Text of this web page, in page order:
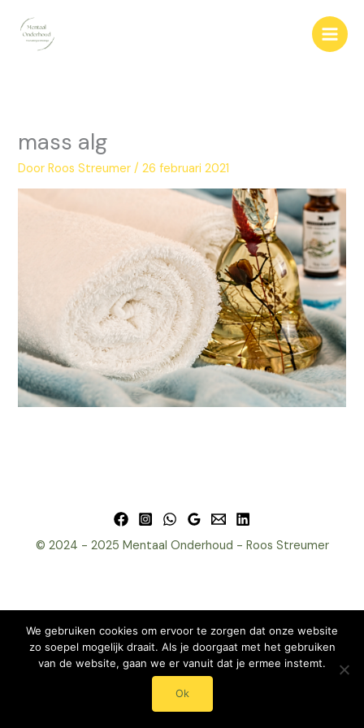
naar
mass alg
DoorRoos Streumer/26 februari 2021
© 2024 - 2025 Mentaal Onderhoud - Roos Streumer
We gebruiken cookies om ervoor te zorgen dat onze website
zo soepel mogelijk draait. Als je doorgaat met het gebruiken
van de website, gaan we er vanuit dat je ermee instemt.
Ok